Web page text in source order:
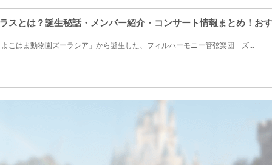
スとは？誕生秘話・メンバー紹介・コンサート情報まとめ！お
こはま動物園ズーラシア」から誕生した、フィルハーモニー管弦楽団「ズ...